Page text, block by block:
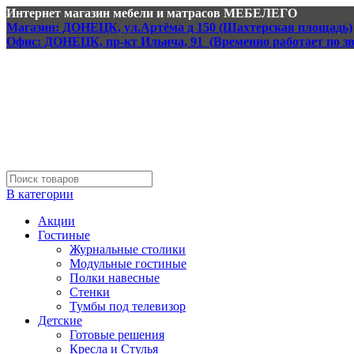
Интернет магазин мебели и матрасов МЕБЕЛЕГО
Магазин: ДОНЕЦК, ул.Артёма д 150 (Шахтерская площадь)
Офис: ДОНЕЦК, пр-кт Ильича, 91 (Временно работает по
В категории
Акции
Гостиные
Журнальные столики
Модульные гостиные
Полки навесные
Стенки
Тумбы под телевизор
Детские
Готовые решения
Кресла и Стулья